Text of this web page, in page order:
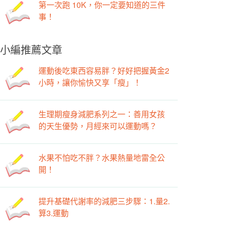
第一次跑 10K，你一定要知道的三件
事！
小編推薦文章
運動後吃東西容易胖？好好把握黃金2
小時，讓你愉快又享「瘦」！
生理期瘦身減肥系列之一：善用女孩
的天生優勢，月經來可以運動嗎？
水果不怕吃不胖？水果熱量地雷全公
開！
提升基礎代謝率的減肥三步驟：1.量2.
算3.運動